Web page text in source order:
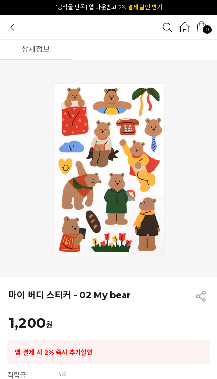
카카오 플친 추가하면1천원 즉시 할인 쿠폰
0
상세정보
마이 버디 스티커 - 02 My bear
1,200원
앱 결제 시 2% 즉시 추가할인
적립금 3%